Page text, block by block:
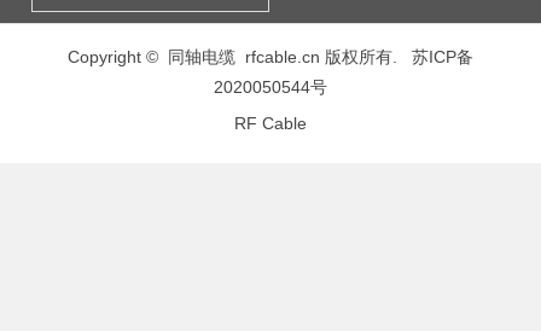
Copyright © 同轴电缆 rfcable.cn 版权所有. 苏ICP备
2020050544号
RF Cable